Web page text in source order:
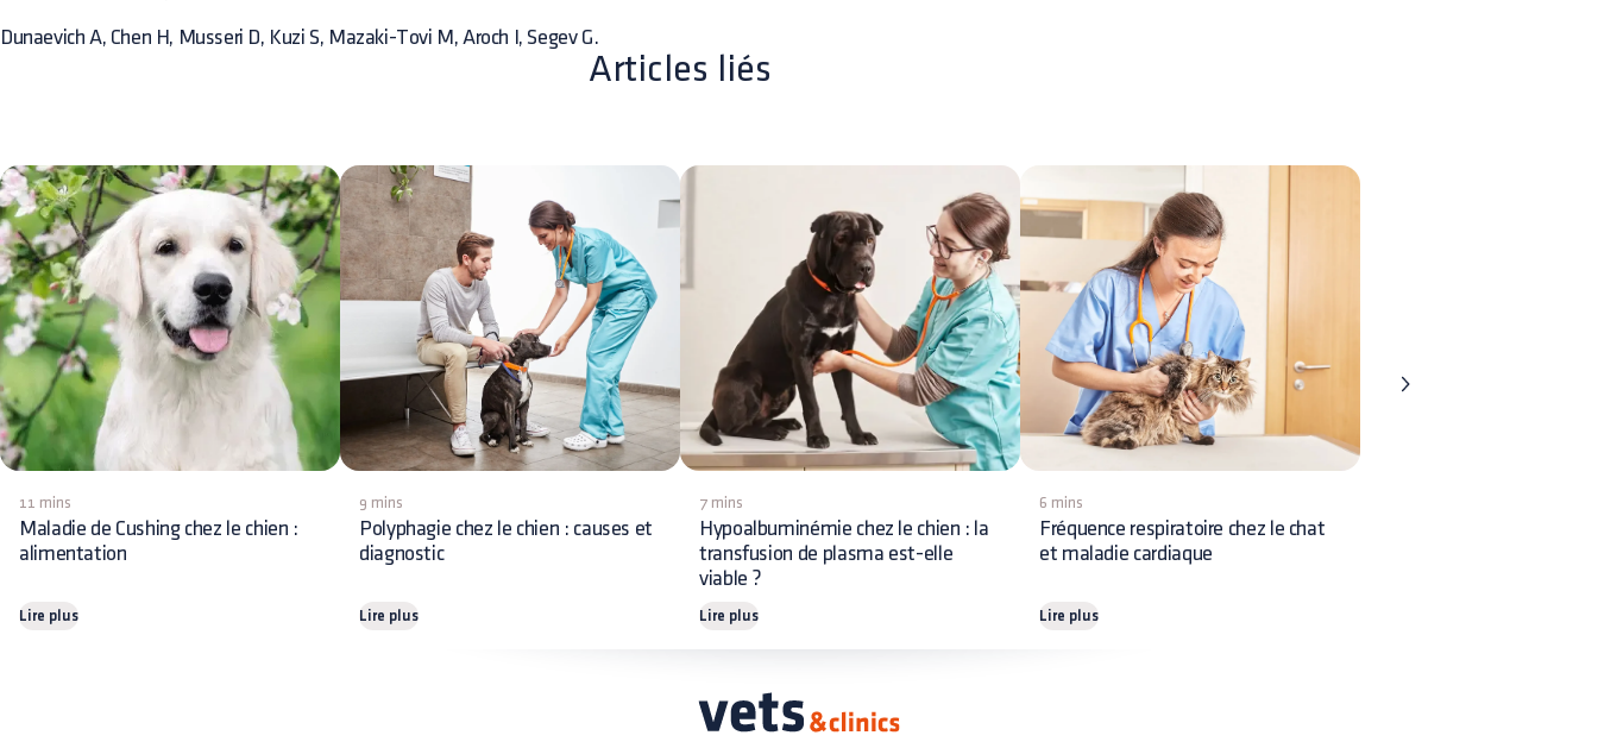
Dunaevich A, Chen H, Musseri D, Kuzi S, Mazaki-Tovi M, Aroch I, Segev G.
Articles liés
11 mins
Maladie de Cushing chez le chien :
alimentation
Lire plus
9 mins
Polyphagie chez le chien : causes et
diagnostic
Lire plus
7 mins
Hypoalbuminémie chez le chien : la
transfusion de plasma est-elle
viable ?
Lire plus
6 mins
Fréquence respiratoire chez le chat
et maladie cardiaque
Lire plus